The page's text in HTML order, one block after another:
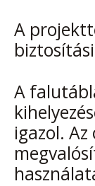
A
A
igazol.